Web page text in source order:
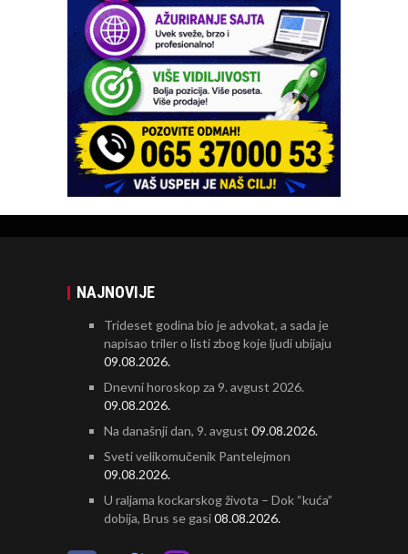
NAJNOVIJE
Trideset godina bio je advokat, a sada je
napisao triler o listi zbog koje ljudi ubijaju
09.08.2026.
Dnevni horoskop za 9. avgust 2026.
09.08.2026.
Na današnji dan, 9. avgust 09.08.2026.
Sveti velikomučenik Pantelejmon
09.08.2026.
U raljama kockarskog života – Dok “kuća”
dobija, Brus se gasi08.08.2026.